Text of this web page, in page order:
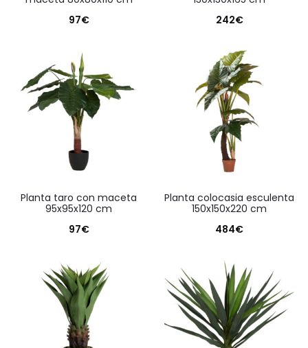
97€
242€
planta taro con maceta
95x95x120 cm
97€
planta colocasia esculenta
150x150x220 cm
484€